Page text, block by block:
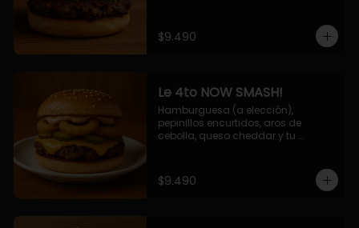
$9.490
Le 4to NOW SMASH!
Hamburguesa (a elección),
pepinillos encurtidos, aros de
cebolla, queso cheddar y tu
$9.490